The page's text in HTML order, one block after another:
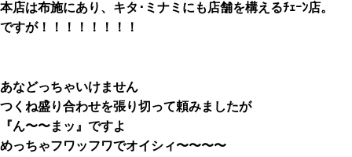
本店は布施にあり、キタ･ミナミにも店舗を構えるﾁｪｰﾝ店。
ですが！！！！！！！！
あなどっちゃいけません
つくね盛り合わせを張り切って頼みましたが
『ん〜〜まッ』ですよ
めっちゃフワッフワでオイシィ〜〜〜〜